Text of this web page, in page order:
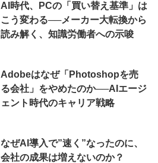
AI時代、PCの「買い替え基準」は
こう変わる──メーカー大転換から
読み解く、知識労働者への示唆
Adobeはなぜ「Photoshopを売
る会社」をやめたのか──AIエージ
ェント時代のキャリア戦略
なぜAI導入で”速く”なったのに、
会社の成果は増えないのか？